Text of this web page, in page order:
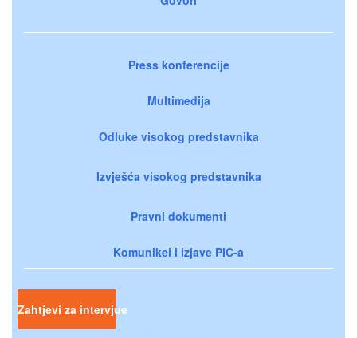
Press konferencije
Multimedija
Odluke visokog predstavnika
Izvješća visokog predstavnika
Pravni dokumenti
Komunikei i izjave PIC-a
Zahtjevi za intervjue